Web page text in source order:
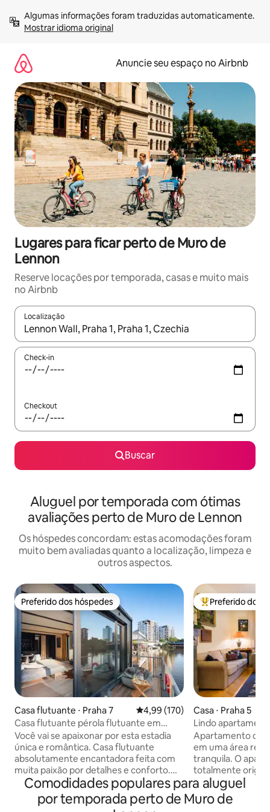
para
Mostrar idioma original
Anuncie seu espaço no Airbnb
Lugares para ficar perto de Muro de
Lennon
Reserve locações por temporada, casas e muito mais
no Airbnb
Localização
Quando os resultados estiverem disponíveis, explore-os
Check-in
Checkout
Buscar
Aluguel por temporada com ótimas
avaliações perto de Muro de Lennon
Os hóspedes concordam: estas acomodações foram
muito bem avaliadas quanto a localização, limpeza e
outros aspectos.
Preferido dos hóspedes
Preferido dos hóspedes
Casa flutuante ⋅ Praha 7 4,99 de uma avaliação média de
4,99 (170)
Casa flutuante pérola flutuante em
Praga
Você vai se apaixonar por esta estadia
única e romântica. Casa flutuante
absolutamente encantadora feita com
muita paixão por detalhes e conforto.
Você vai experimentar uma estadia
inesquecível e não vai querer sair. Você
pode pescar, ou apenas observar o
Entre os
Preferido dos
Casa ⋅ Praha 5
Lindo
estacionamento,
Apartamento de
em uma área
tranquila. O
totalmente
privativa tem uma
Estacionamento
casa. Grande e
Comodidades populares para aluguel
por temporada perto de Muro de